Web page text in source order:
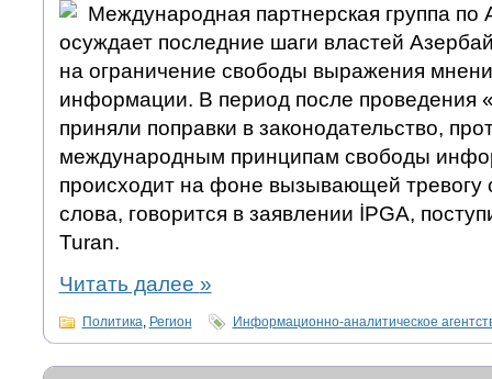
Международная партнерская группа по
осуждает последние шаги властей
на ограничение свободы выражения
информации. В период после проведения
приняли поправки в законодательство,
международным принципам свободы
происходит на фоне вызывающей тревогу
слова, говорится в заявлении İPGA,
Turan.
Читать далее »
Политика Регион Информационно-аналитическое